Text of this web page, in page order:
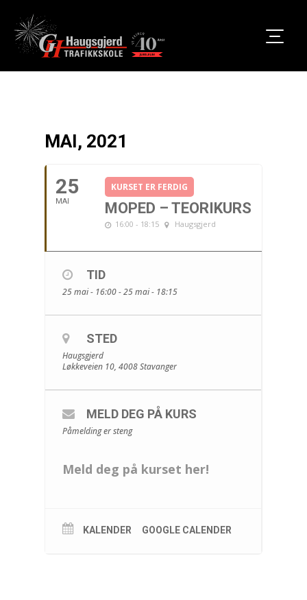
MAI, 2021
25
MAI
KURSET ER FERDIG
MOPED – TEORIKURS
16:00 - 18:15 Haugsgjerd
TID
25 mai - 16:00 - 25 mai - 18:15
STED
Haugsgjerd
Løkkeveien 10, 4008 Stavanger
MELD DEG PÅ KURS
Påmelding er steng
Meld deg på kurset her!
KALENDER GOOGLE CALENDER